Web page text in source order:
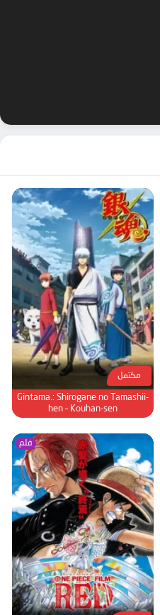
مكتمل
Gintama.: Shirogane no Tamashii-
hen – Kouhan-sen
فلم